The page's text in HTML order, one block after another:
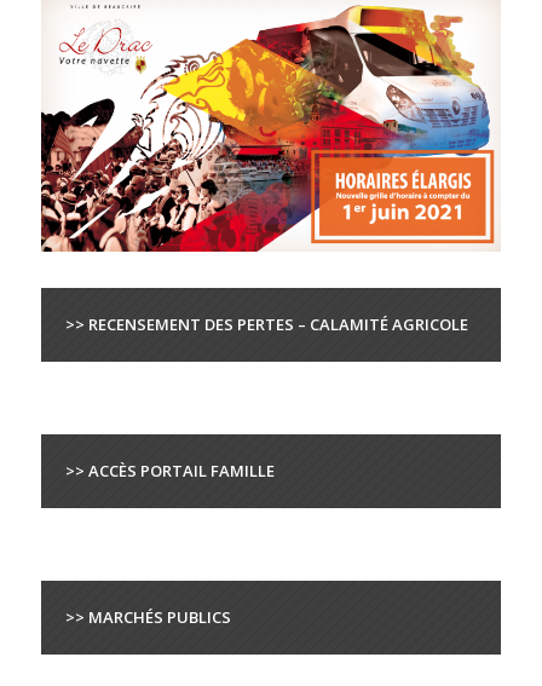
>> RECENSEMENT DES PERTES – CALAMITÉ AGRICOLE
>> ACCÈS PORTAIL FAMILLE
>> MARCHÉS PUBLICS